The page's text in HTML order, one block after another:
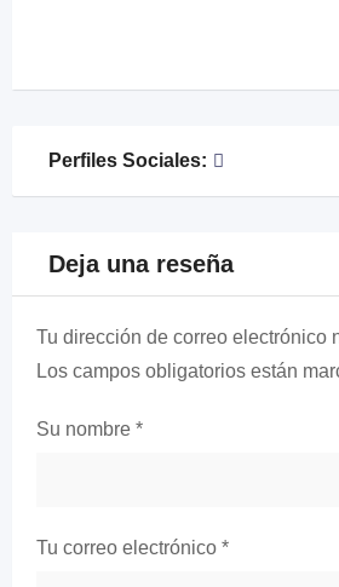
Perfiles Sociales:
Deja una reseña
Tu dirección de correo electrónico
Los campos obligatorios están
Su nombre *
Tu correo electrónico *